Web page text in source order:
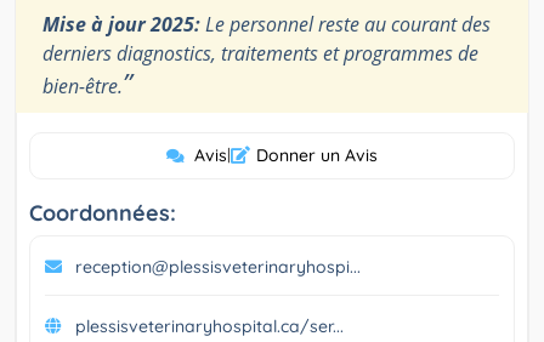
Mise à jour 2025:Le personnel reste au courant des
derniers diagnostics, traitements et programmes de
bien-être.”
Avis| Donner un Avis
Coordonnées:
reception@plessisveterinaryhospi...
plessisveterinaryhospital.ca/ser...